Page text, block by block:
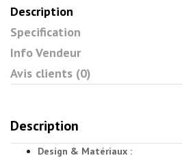
Description
Specification
Info Vendeur
Avis clients (0)
Description
Design & Matériaux :